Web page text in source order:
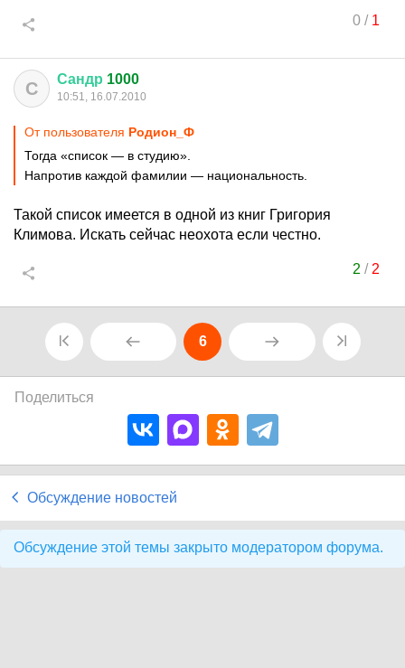
0/ 1
С Сандр 1000
10:51, 16.07.2010
От пользователя Родион_Ф
Тогда «список — в студию».
Напротив каждой фамилии — национальность.
Такой список имеется в одной из книг Григория
Климова. Искать сейчас неохота если честно.
2 / 2
6
Поделиться
Обсуждение новостей
Обсуждение этой темы закрыто модератором форума.